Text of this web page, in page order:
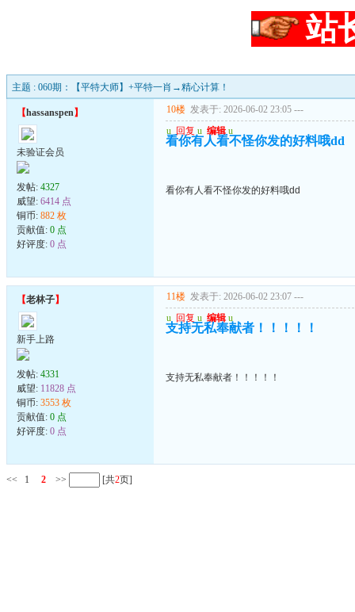
站
主题 : 060期：【平特大师】+平特一肖→精心计算！
【hassanspen】
未验证会员
发帖: 4327
威望: 6414 点
铜币: 882 枚
贡献值: 0 点
好评度: 0 点
10楼 发表于: 2026-06-02 23:05 ---
u 回复 u 编辑 u
看你有人看不怪你发的好料哦dd
看你有人看不怪你发的好料哦dd
【老林子】
新手上路
发帖: 4331
威望: 11828 点
铜币: 3553 枚
贡献值: 0 点
好评度: 0 点
11楼 发表于: 2026-06-02 23:07 ---
u 回复 u 编辑 u
支持无私奉献者！！！！！
支持无私奉献者！！！！！
<< 1 2 >> [共2页]